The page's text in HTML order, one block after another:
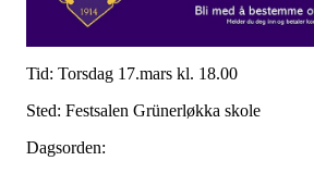
Tid: Torsdag 17.mars kl. 18.00
Sted: Festsalen Grünerløkka skole
Dagsorden: